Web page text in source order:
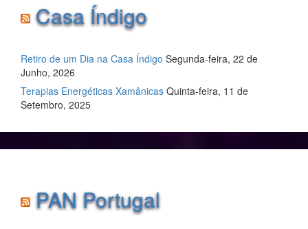
Casa Índigo
Retiro de um Dia na Casa Índigo Segunda-feira, 22 de
Junho, 2026
Terapias Energéticas Xamânicas Quinta-feira, 11 de
Setembro, 2025
PAN Portugal